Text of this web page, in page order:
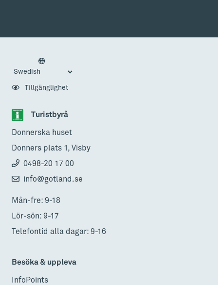
Turistbyrå
Donnerska huset
Donners plats 1, Visby
0498-20 17 00
info@gotland.se
Mån-fre: 9-18
Lör-sön: 9-17
Telefontid alla dagar: 9-16
Besöka & uppleva
InfoPoints
Tillgänglighet